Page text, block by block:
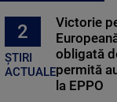
2
ȘTIRI
ACTUALE
Victorie
obligată
permită
la EPPO